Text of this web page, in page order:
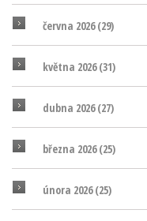
června 2026(29)
května 2026(31)
dubna 2026(27)
března 2026(25)
února 2026(25)